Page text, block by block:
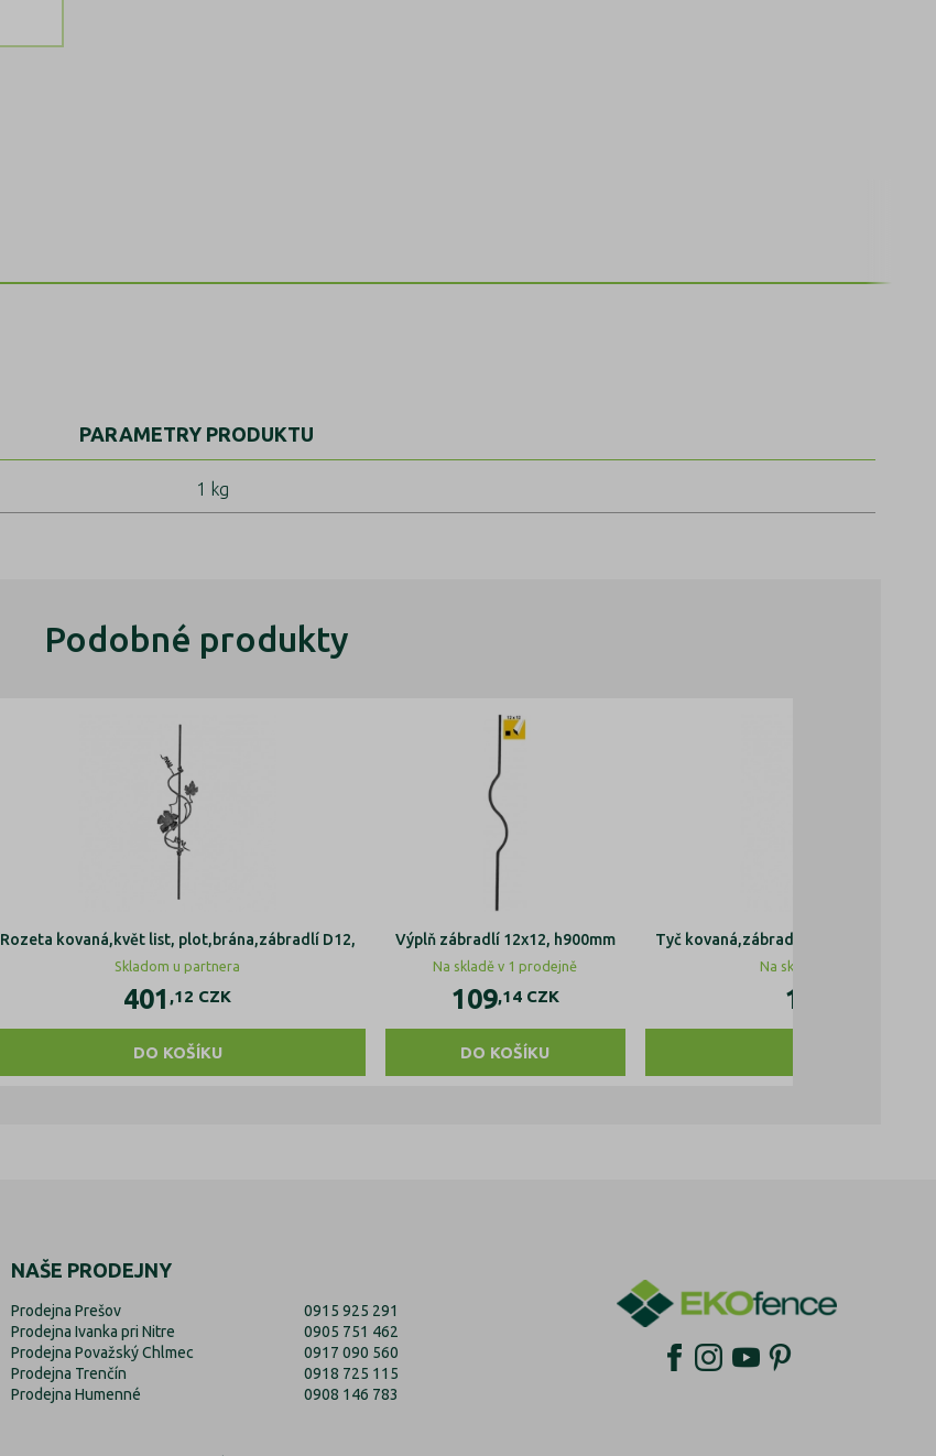
PARAMETRY PRODUKTU
1 kg
Podobné produkty
Rozeta kovaná,květ list, plot,brána,zábradlí D12,
Skladom u partnera
401,12 CZK
DO KOŠÍKU
Výplň zábradlí 12x12, h900mm
Na skladě v 1 prodejně
109,14 CZK
DO KOŠÍKU
Tyč kovaná,zábradlí,výplň zábradlí,
Na skladě v 5 prodejnách
193
NAŠE PRODEJNY
Prodejna Prešov
Prodejna Ivanka pri Nitre
Prodejna Považský Chlmec
Prodejna Trenčín
Prodejna Humenné
0915 925 291
0905 751 462
0917 090 560
0918 725 115
0908 146 783